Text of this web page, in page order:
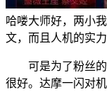
哈喽大师好，两小
文，而且人机的实
可是为了粉丝的
很好。达摩一闪对